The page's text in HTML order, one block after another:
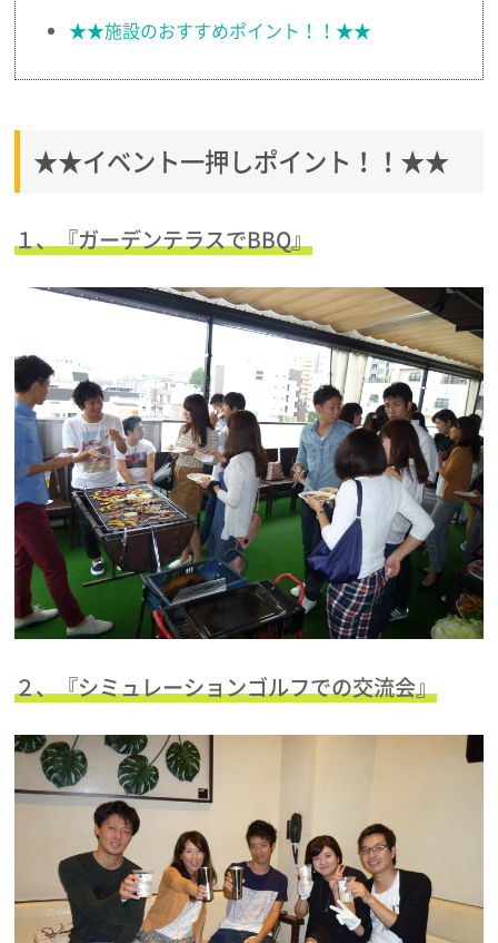
★★施設のおすすめポイント！！★★
★★イベント一押しポイント！！★★
１、『ガーデンテラスでBBQ』
２、『シミュレーションゴルフでの交流会』